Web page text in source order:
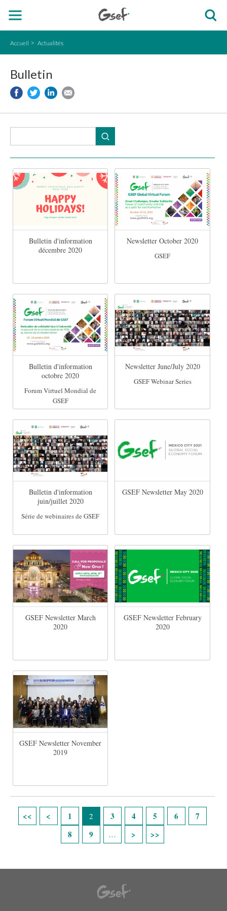
Accueil Actualités
Bulletin
Bulletin d'information
décembre 2020
Newsletter October 2020
GSEF
Bulletin d'information
octobre 2020
Forum Virtuel Mondial de
GSEF
Newsletter June/July 2020
GSEF Webinar Series
Bulletin d'information
juin/juillet 2020
Série de webinaires de GSEF
GSEF Newsletter May 2020
GSEF Newsletter March
2020
GSEF Newsletter February
2020
GSEF Newsletter November
2019
1 2 3 4 5 6
7
8
9 …